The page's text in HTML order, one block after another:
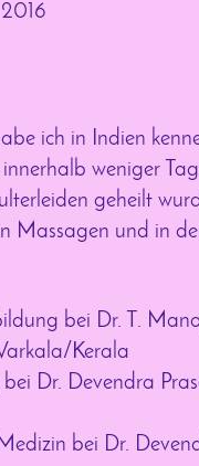
ich in Indien
weniger
geheilt
Massagen und in
bei Dr. T.
Kerala
Dr. Devendra
bei Dr.